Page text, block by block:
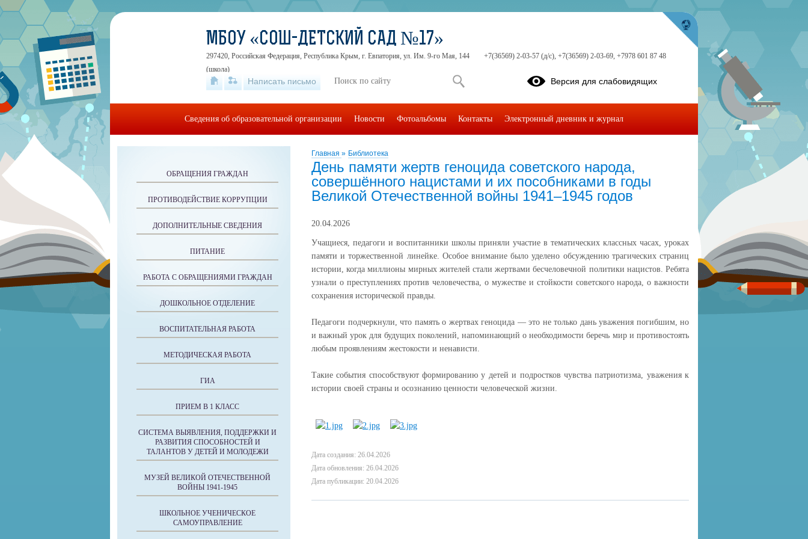
Главная » Библиотека
День памяти жертв геноцида советского народа,
совершённого нацистами и их пособниками в годы
Великой Отечественной войны 1941–1945 годов
20.04.2026
Учащиеся, педагоги и воспитанники школы приняли участие в тематических классных часах, уроках
памяти и торжественной линейке. Особое внимание было уделено обсуждению трагических страниц
истории, когда миллионы мирных жителей стали жертвами бесчеловечной политики нацистов. Ребята
узнали о преступлениях против человечества, о мужестве и стойкости советского народа, о важности
сохранения исторической правды.
Педагоги подчеркнули, что память о жертвах геноцида — это не только дань уважения погибшим, но
и важный урок для будущих поколений, напоминающий о необходимости беречь мир и противостоять
любым проявлениям жестокости и ненависти.
Такие события способствуют формированию у детей и подростков чувства патриотизма, уважения к
истории своей страны и осознанию ценности человеческой жизни.
Дата создания: 26.04.2026
Дата обновления: 26.04.2026
Дата публикации: 20.04.2026
ОБРАЩЕНИЯ ГРАЖДАН
ПРОТИВОДЕЙСТВИЕ КОРРУПЦИИ
ДОПОЛНИТЕЛЬНЫЕ СВЕДЕНИЯ
ПИТАНИЕ
РАБОТА С ОБРАЩЕНИЯМИ ГРАЖДАН
ДОШКОЛЬНОЕ ОТДЕЛЕНИЕ
ВОСПИТАТЕЛЬНАЯ РАБОТА
МЕТОДИЧЕСКАЯ РАБОТА
ГИА
ПРИЕМ В 1 КЛАСС
СИСТЕМА ВЫЯВЛЕНИЯ, ПОДДЕРЖКИ И
РАЗВИТИЯ СПОСОБНОСТЕЙ И
ТАЛАНТОВ У ДЕТЕЙ И МОЛОДЕЖИ
МУЗЕЙ ВЕЛИКОЙ ОТЕЧЕСТВЕННОЙ
ВОЙНЫ 1941-1945
ШКОЛЬНОЕ УЧЕНИЧЕСКОЕ
САМОУПРАВЛЕНИЕ
МБОУ «СОШ-ДЕТСКИЙ САД №17»
297420, Российская Федерация, Республика Крым, г. Евпатория, ул. Им. 9-го Мая, 144
+7(36569) 2-03-57 (д/с), +7(36569) 2-03-69, +7978 601 87 48
(школа)
Написать письмо Версия для слабовидящих
Сведения об образовательной организации Новости Фотоальбомы Контакты Электронный дневник и журнал